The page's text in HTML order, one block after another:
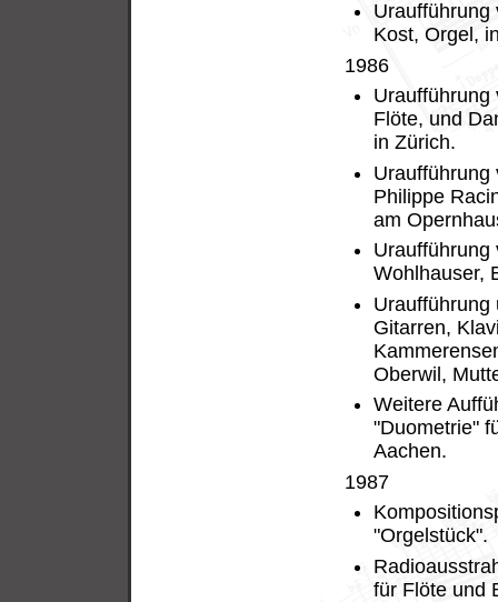
Uraufführung
Kost, Orgel,
1986
Uraufführung
Flöte, und
in Zürich.
Uraufführung
Philippe
am
Uraufführung
Wohlhauser,
Uraufführung
Gitarren,
Oberwil,
Weitere
"Duometrie"
Aachen.
1987
"Orgelstück".
für Flöte und